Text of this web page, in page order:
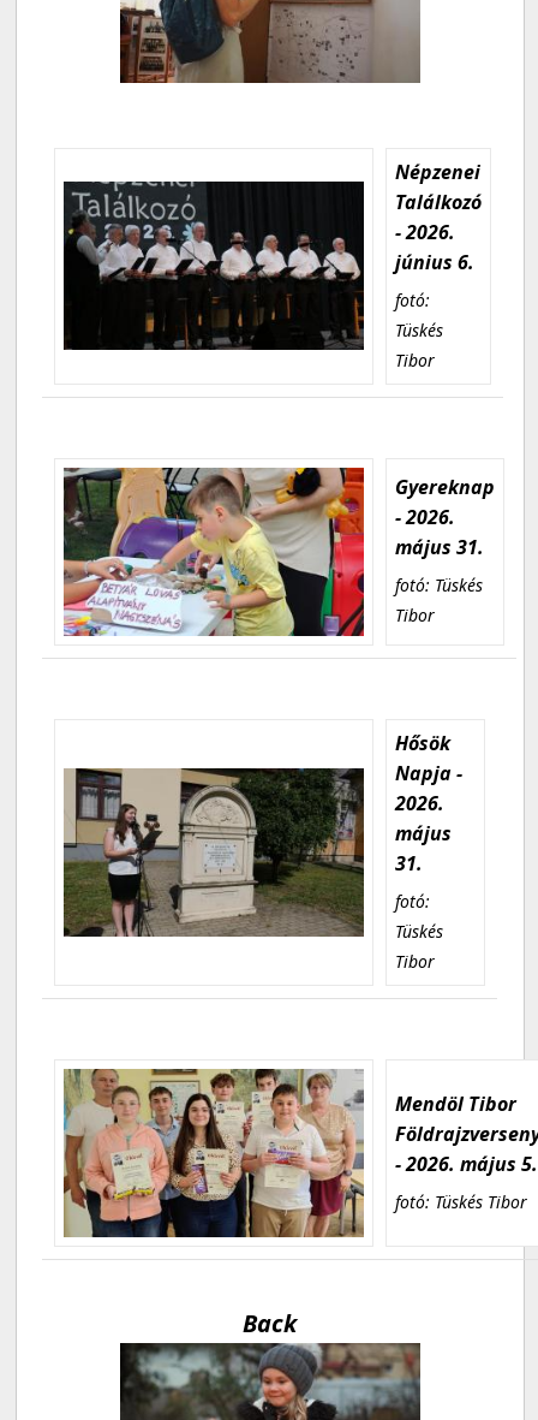
Népzenei
Találkozó
- 2026.
június 6.
fotó:
Tüskés
Tibor
Gyereknap
- 2026.
május 31.
fotó: Tüskés
Tibor
Hősök
Napja -
2026.
május
31.
fotó:
Tüskés
Tibor
Mendöl Tibor
- 2026. május 5.
fotó: Tüskés Tibor
Back